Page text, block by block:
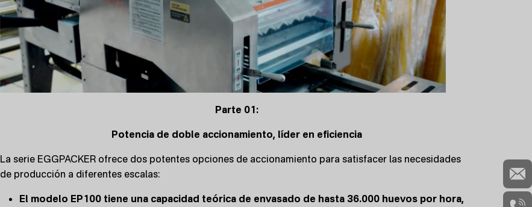
Parte 01:
Potencia de doble accionamiento, líder en eficiencia
La serie EGGPACKER ofrece dos potentes opciones de accionamiento para satisfacer las necesidades
de producción a diferentes escalas:
El modelo EP100 tiene una capacidad teórica de envasado de hasta 36.000 huevos por hora,